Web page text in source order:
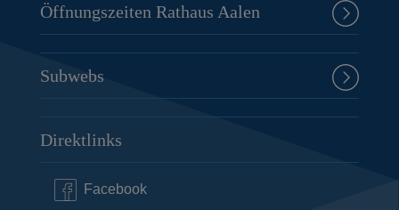
Öffnungszeiten Rathaus Aalen
Subwebs
Direktlinks
Facebook